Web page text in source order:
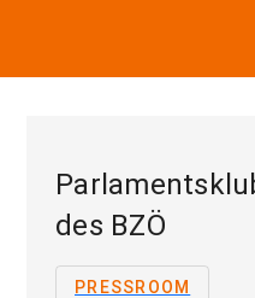
des BZÖ
PRESSROOM